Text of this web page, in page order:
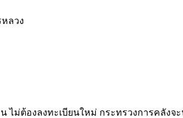
ลวง
ม่ต้องลงทะเบียนใหม่ กระทรวงการคลังจ